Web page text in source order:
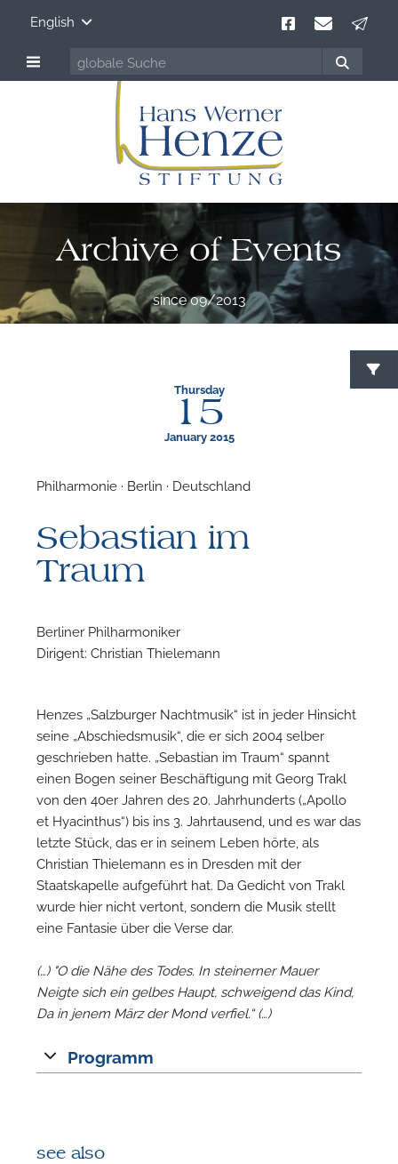
English
Archive of Events
since 09/2013
Thursday
15
January 2015
Philharmonie · Berlin · Deutschland
Sebastian im
Traum
Berliner Philharmoniker
Dirigent: Christian Thielemann
Henzes „Salzburger Nachtmusik“ ist in jeder Hinsicht
seine „Abschiedsmusik“, die er sich 2004 selber
geschrieben hatte. „Sebastian im Traum“ spannt
einen Bogen seiner Beschäftigung mit Georg Trakl
von den 40er Jahren des 20. Jahrhunderts („Apollo
et Hyacinthus“) bis ins 3. Jahrtausend, und es war das
letzte Stück, das er in seinem Leben hörte, als
Christian Thielemann es in Dresden mit der
Staatskapelle aufgeführt hat. Da Gedicht von Trakl
wurde hier nicht vertont, sondern die Musik stellt
eine Fantasie über die Verse dar.
(…) "O die Nähe des Todes. In steinerner Mauer
Neigte sich ein gelbes Haupt, schweigend das Kind,
Da in jenem März der Mond verfiel.“ (…)
Programm
see also